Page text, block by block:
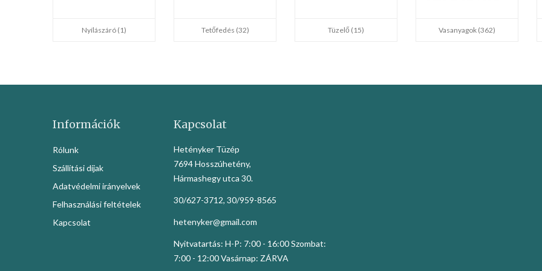
Nyílászáró (1) Tetőfedés (32) Tüzelő (15) Vasanyagok (362)
Információk
Rólunk
Szállítási díjak
Adatvédelmi irányelvek
Felhasználási feltételek
Kapcsolat
Kapcsolat
Hetényker Tüzép
7694 Hosszúhetény,
Hármashegy utca 30.
30/627-3712, 30/959-8565
hetenyker@gmail.com
Nyitvatartás: H-P: 7:00 - 16:00 Szombat:
7:00 - 12:00 Vasárnap: ZÁRVA